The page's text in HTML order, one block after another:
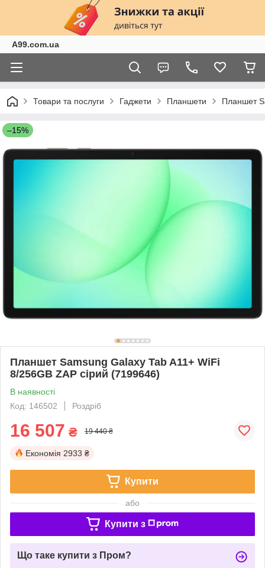
A99.com.ua
Товари та послуги Гаджети Планшети Планшет
–15%
Планшет Samsung Galaxy Tab A11+ WiFi
8/256GB ZAP сірий (7199646)
В наявності
Код: 146502
Роздріб
16 507 ₴ 19 440 ₴
Економія 2933 ₴
Купити
або
Купити з
Що таке купити з Пром?